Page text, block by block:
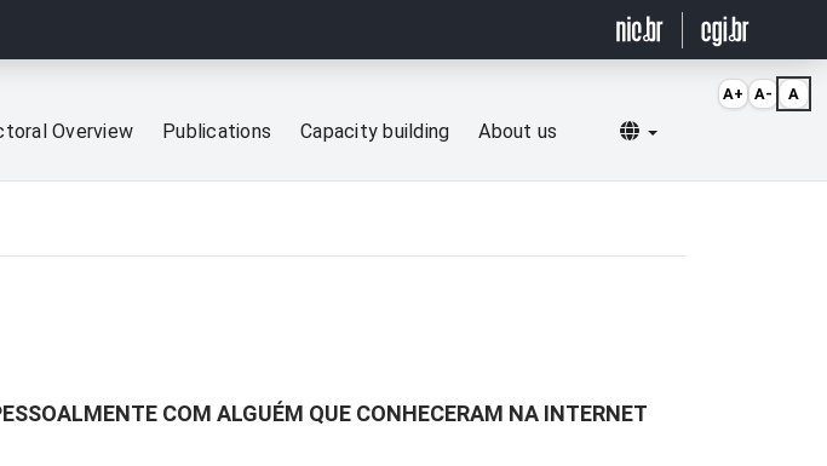
Overview Publications Capacity building About us Selecionar idioma
COM ALGUÉM QUE CONHECERAM NA INTERNET
A+ A- A